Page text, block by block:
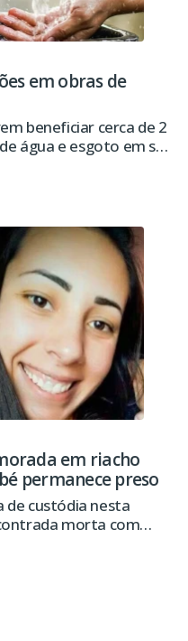
em obras de
beneficiar cerca de 2
água e esgoto em seis
em riacho
permanece preso
de custódia nesta
morta com